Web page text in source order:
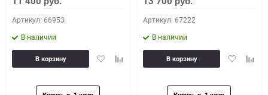
Артикул: 66953
В наличии
ДобавитьДобавить
В корзину
Артикул: 67222
В наличии
Добавить
В корзину